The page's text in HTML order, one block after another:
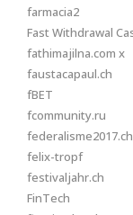
farmacia2
Fast Withdrawal
fathimajilna.com x
faustacapaul.ch
fBET
fcommunity.ru
federalisme2017.ch
felix-tropf
festivaljahr.ch
FinTech